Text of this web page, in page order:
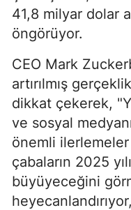
41,8 milyar dolar
öngörüyor.
CEO Mark
artırılmış
dikkat çekerek,
ve sosyal
önemli
çabaların 2025
büyüyeceğini